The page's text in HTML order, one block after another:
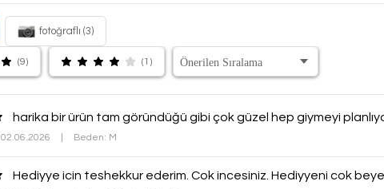
fotoğraflı (3)
(9) (1)
harika bir ürün tam göründüğü gibi çok güzel hep giymeyi
02.06.2026 Beden: M
Hediyye icin teshekkur ederim. Cok incesiniz. Hediyyeni cok